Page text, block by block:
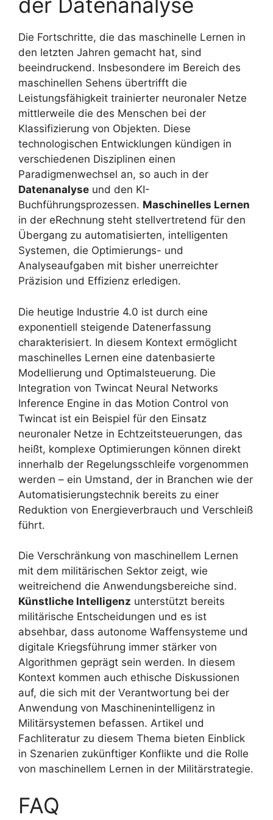
Die Fortschritte, die das maschinelle Lernen in
den letzten Jahren gemacht hat, sind
beeindruckend. Insbesondere im Bereich des
maschinellen Sehens übertrifft die
Leistungsfähigkeit trainierter neuronaler Netze
mittlerweile die des Menschen bei der
Klassifizierung von Objekten. Diese
technologischen Entwicklungen kündigen in
verschiedenen Disziplinen einen
Paradigmenwechsel an, so auch in der
Datenanalyse und den KI-
Buchführungsprozessen. Maschinelles Lernen
in der eRechnung steht stellvertretend für den
Übergang zu automatisierten, intelligenten
Systemen, die Optimierungs- und
Analyseaufgaben mit bisher unerreichter
Präzision und Effizienz erledigen.
Die heutige Industrie 4.0 ist durch eine
exponentiell steigende Datenerfassung
charakterisiert. In diesem Kontext ermöglicht
maschinelles Lernen eine datenbasierte
Modellierung und Optimalsteuerung. Die
Integration von Twincat Neural Networks
Inference Engine in das Motion Control von
Twincat ist ein Beispiel für den Einsatz
neuronaler Netze in Echtzeitsteuerungen, das
heißt, komplexe Optimierungen können direkt
innerhalb der Regelungsschleife vorgenommen
werden – ein Umstand, der in Branchen wie der
Automatisierungstechnik bereits zu einer
Reduktion von Energieverbrauch und Verschleiß
führt.
Die Verschränkung von maschinellem Lernen
mit dem militärischen Sektor zeigt, wie
weitreichend die Anwendungsbereiche sind.
Künstliche Intelligenz unterstützt bereits
militärische Entscheidungen und es ist
absehbar, dass autonome Waffensysteme und
digitale Kriegsführung immer stärker von
Algorithmen geprägt sein werden. In diesem
Kontext kommen auch ethische Diskussionen
auf, die sich mit der Verantwortung bei der
Anwendung von Maschinenintelligenz in
Militärsystemen befassen. Artikel und
Fachliteratur zu diesem Thema bieten Einblick
in Szenarien zukünftiger Konflikte und die Rolle
von maschinellem Lernen in der Militärstrategie.
FAQ